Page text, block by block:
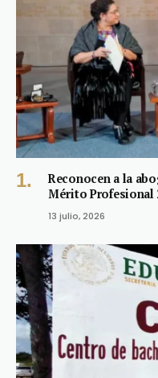
Reconocen a la
Mérito Profesional
13 julio, 2026